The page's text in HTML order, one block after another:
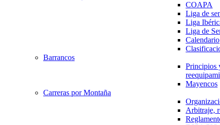
COAPA
Liga de
Liga
Liga de
Calendario
Barrancos
Principios
Mayencos
Carreras por Montaña
Arbitraje,